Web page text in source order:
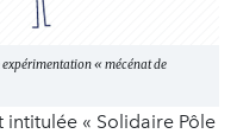
« mécénat de
« Solidaire Pôle